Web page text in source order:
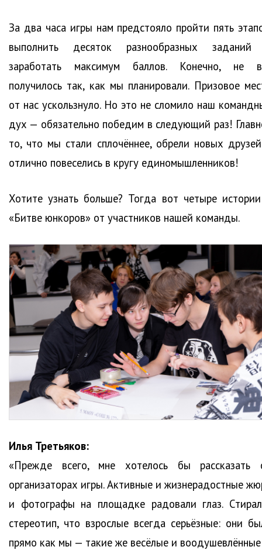
За два часа игры нам предстояло пройти пять
выполнить десяток разнообразных
заработать максимум баллов. Конечно, не
получилось так, как мы планировали. Призовое
от нас ускользнуло. Но это не сломило наш
дух — обязательно победим в следующий раз!
то, что мы стали сплочённее, обрели новых
отлично повеселись в кругу единомышленников!
Хотите узнать больше? Тогда вот четыре
«Битве юнкоров» от участников нашей команды.
Илья Третьяков:
«Прежде всего, мне хотелось бы рассказать
организаторах игры. Активные и жизнерадостные
и фотографы на площадке радовали глаз.
стереотип, что взрослые всегда серьёзные: они
прямо как мы — такие же весёлые и